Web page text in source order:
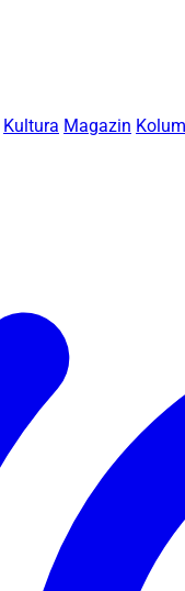
Kultura Magazin